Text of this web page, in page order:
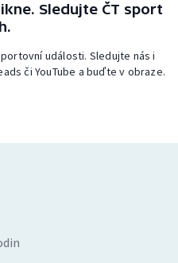
Sledujte ČT sport
události. Sledujte nás i
či YouTube a buďte v obraze.